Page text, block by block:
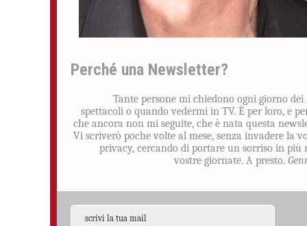
Perché una Newsletter?
Tante persone mi chiedono ogni giorno dei
spettacoli o quando vedermi in TV. È per loro, e
che ancora non mi seguite, che è nata questa
Vi scriverò poche volte al mese, senza invadere la
privacy, cercando di portare un sorriso in più
vostre giornate. A presto.